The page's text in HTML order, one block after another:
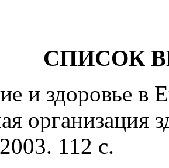
СПИСОК
и здоровье в
организация
112 с.